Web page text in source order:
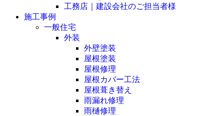
工務店｜建設会社のご担当者様
施工事例
一般住宅
外装
外壁塗装
屋根塗装
屋根修理
屋根カバー工法
屋根葺き替え
雨漏れ修理
雨樋修理